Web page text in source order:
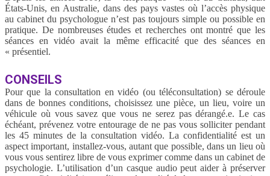
États-Unis, en Australie, dans des pays vastes où l’accès physique
au cabinet du psychologue n’est pas toujours simple ou possible en
pratique. De nombreuses études et recherches ont montré que les
séances en vidéo avait la même efficacité que des séances en
« présentiel.
CONSEILS
Pour que la consultation en vidéo (ou téléconsultation) se déroule
dans de bonnes conditions, choisissez une pièce, un lieu, voire un
véhicule où vous savez que vous ne serez pas dérangé.e. Le cas
échéant, prévenez votre entourage de ne pas vous solliciter pendant
les 45 minutes de la consultation vidéo. La confidentialité est un
aspect important, installez-vous, autant que possible, dans un lieu où
vous vous sentirez libre de vous exprimer comme dans un cabinet de
psychologie. L’utilisation d’un casque audio peut aider à préserver